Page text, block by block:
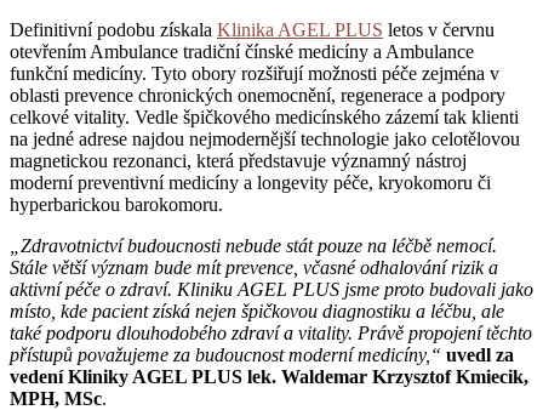
Definitivní podobu získala Klinika AGEL PLUS letos v červnu
otevřením Ambulance tradiční čínské medicíny a Ambulance
funkční medicíny. Tyto obory rozšiřují možnosti péče zejména v
oblasti prevence chronických onemocnění, regenerace a podpory
celkové vitality. Vedle špičkového medicínského zázemí tak klienti
na jedné adrese najdou nejmodernější technologie jako celotělovou
magnetickou rezonanci, která představuje významný nástroj
moderní preventivní medicíny a longevity péče, kryokomoru či
hyperbarickou barokomoru.
„Zdravotnictví budoucnosti nebude stát pouze na léčbě nemocí.
Stále větší význam bude mít prevence, včasné odhalování rizik a
aktivní péče o zdraví. Kliniku AGEL PLUS jsme proto budovali jako
místo, kde pacient získá nejen špičkovou diagnostiku a léčbu, ale
také podporu dlouhodobého zdraví a vitality. Právě propojení těchto
přístupů považujeme za budoucnost moderní medicíny,“ uvedl za
vedení Kliniky AGEL PLUS lek. Waldemar Krzysztof Kmiecik,
MPH, MSc.